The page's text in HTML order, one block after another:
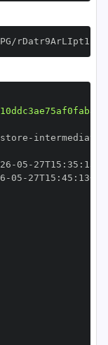
-
-05 - 27T15 : 35 :
-05 - 27T15 : 45 : 13+00